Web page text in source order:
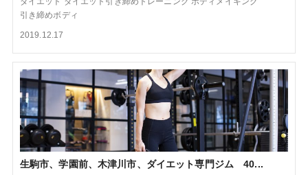
引き締めボディ
2019.12.17
生駒市、学園前、木津川市、ダイエット専門ジム 40...